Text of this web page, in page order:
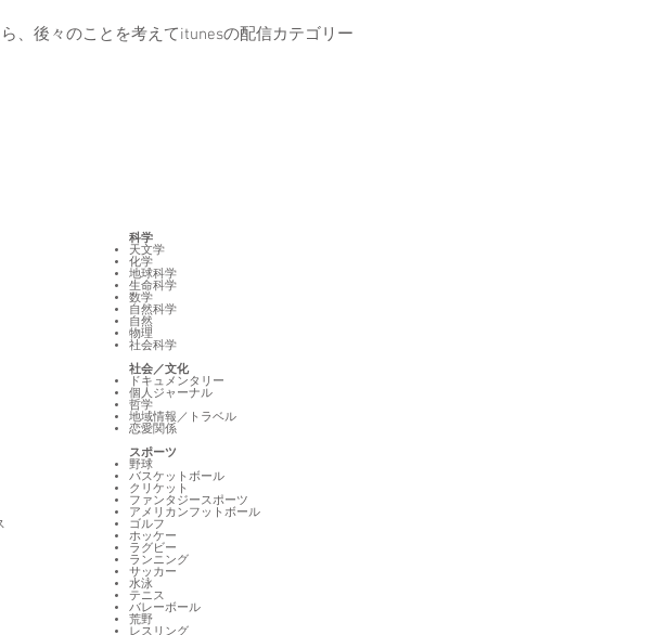
、後々のことを考えてitunesの配信カテゴリー
科学
天文学
化学
地球科学
生命科学
数学
自然科学
自然
物理
社会科学
社会／文化
ドキュメンタリー
個人ジャーナル
哲学
地域情報／トラベル
恋愛関係
スポーツ
野球
バスケットボール
クリケット
ファンタジースポーツ
アメリカンフットボール
ゴルフ
ホッケー
ラグビー
ランニング
サッカー
水泳
テニス
バレーボール
荒野